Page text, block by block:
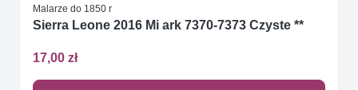
Malarze do 1850 r
Sierra Leone 2016 Mi ark 7370-7373 Czyste **
17,00 zł